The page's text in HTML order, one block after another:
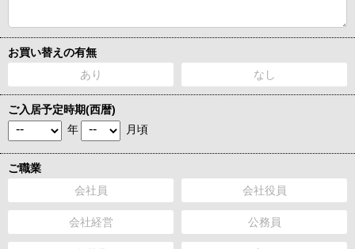
お買い替えの有無
あり
なし
ご入居予定時期(西暦)
年
月頃
ご職業
会社員
会社役員
会社経営 公務員